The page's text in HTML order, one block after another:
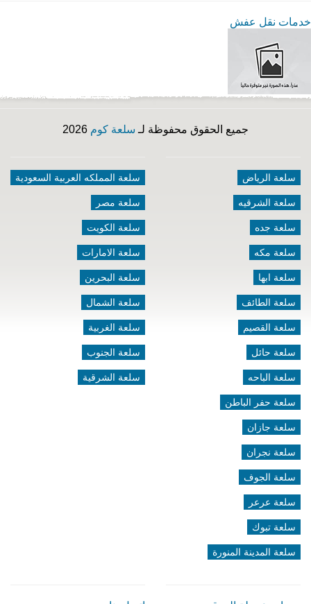
خدمات نقل عفش
جميع الحقوق محفوظة لـ سلعة كوم
سلعة الرياض
سلعة الشرقيه
سلعة جده
سلعة مكه
سلعة ابها
سلعة الطائف
سلعة القصيم
سلعة حائل
سلعة الباحه
سلعة حفر الباطن
سلعة جازان
سلعة نجران
سلعة الجوف
سلعة عرعر
سلعة تبوك
سلعة المدينة المنورة
سلعة المملكه العربية السعودية
سلعة مصر
سلعة الكويت
سلعة الامارات
سلعة البحرين
سلعة الشمال
سلعة الغربية
سلعة الجنوب
سلعة الشرقية